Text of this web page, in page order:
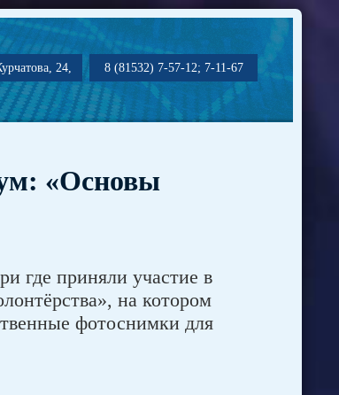
24, 8 (81532) 7-57-12; 7-11-67
«Основы
приняли участие в
на котором
фотоснимки для